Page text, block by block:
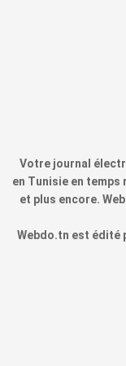
Votre journal
en Tunisie en
et plus encore.
Webdo.tn est édité